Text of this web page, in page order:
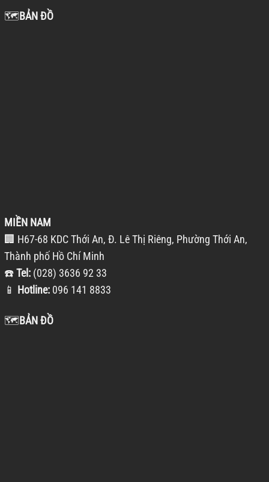
🗺️BẢN ĐỒ
MIỀN NAM
🏢 H67-68 KDC Thới An, Đ. Lê Thị Riêng, Phường Thới An,
Thành phố Hồ Chí Minh
☎️Tel: (028) 3636 92 33
📱 Hotline: 096 141 8833
🗺️BẢN ĐỒ